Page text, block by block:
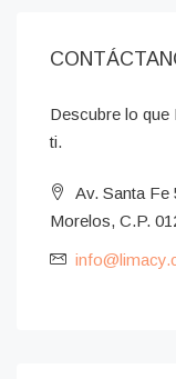
Descubre lo que
ti.
Av. Santa Fe
Morelos, C.P.